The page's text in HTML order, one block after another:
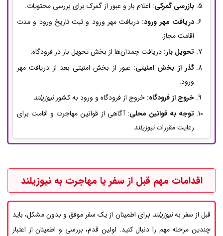
بازرسی گمرکی: اعلام بار و عبور از گمرک برای بررسی محتویات.
دریافت مهر ورود: دریافت مهر ورود و ثبت تاریخ ورود و مدت
اقامت مجاز.
تحویل بار: دریافت چمدان‌ها از بخش تحویل بار در فرودگاه.
گذر از بخش امنیتی: عبور از بخش امنیتی بعد از دریافت مهر
ورود.
خروج از فرودگاه: خروج از فرودگاه و ورود به کشورنیوزیلند
توجه به قوانین محلی: آگاهی از قوانین مهاجرت و اقامت برای
رعایت مقرراتنیوزیلند
اقدامات مهم قبل از سفر یا مهاجرت به نیوزیلند
قبل از سفر بهنیوزیلند برای اطمینان از یک سفر موفق و بدون مشکل، باید
چندین مرحله مهم را دنبال کنید. اولین قدم، بررسی و اطمینان از اعتبار